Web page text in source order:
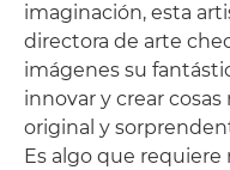
imaginación, esta
directora de arte
imágenes su
innovar y crear cosas
original y
Es algo que